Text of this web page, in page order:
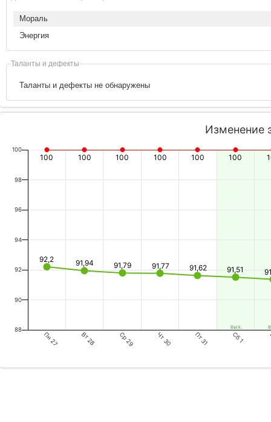
Мораль
Энергия
Таланты и дефекты
Таланты и дефекты не обнаружены
вых.
Изменение
92,2 91,94 91,79 91,77 91,62 91,51
100 100 100 100 100 100
Пн 27 Вт 28 Ср 29 Чт 30 Пт 31 Сб 1
88
90
92
94
96
98
100